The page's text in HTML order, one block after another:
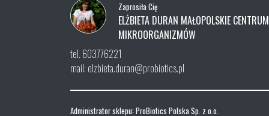
Zaprosiła Cię
ELŻBIETA DURAN MAŁOPOLSKIE CENTRUM
MIKROORGANIZMÓW
tel. 603776221
mail: elzbieta.duran@probiotics.pl
Administrator sklepu: ProBiotics Polska Sp. z o.o.